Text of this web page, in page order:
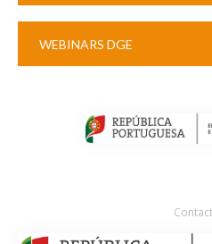
WEBINARS DGE